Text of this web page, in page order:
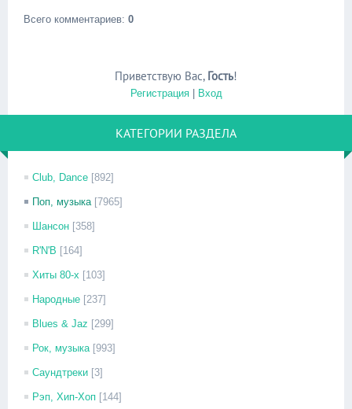
Всего комментариев: 0
Приветствую Вас, Гость!
Регистрация| Вход
КАТЕГОРИИ РАЗДЕЛА
Club, Dance [892]
Поп, музыка [7965]
Шансон [358]
R'N'B [164]
Хиты 80-х [103]
Народные [237]
Blues & Jaz [299]
Рок, музыка [993]
Саундтреки [3]
Рэп, Хип-Хоп [144]